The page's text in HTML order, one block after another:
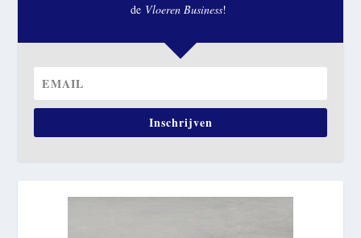
de Vloeren Business!
Inschrijven